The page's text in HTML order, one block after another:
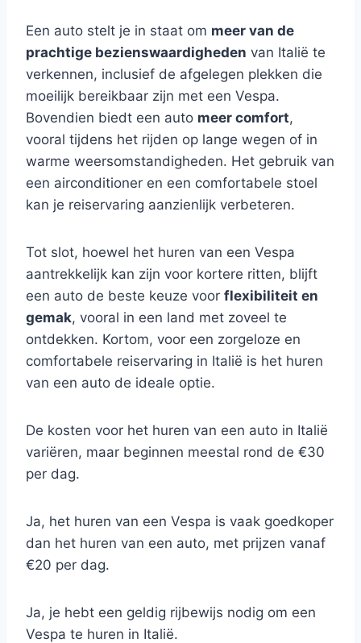
Een auto stelt je in staat om meer van de
prachtige bezienswaardigheden van Italië te
verkennen, inclusief de afgelegen plekken die
moeilijk bereikbaar zijn met een Vespa.
Bovendien biedt een auto meer comfort,
vooral tijdens het rijden op lange wegen of in
warme weersomstandigheden. Het gebruik van
een airconditioner en een comfortabele stoel
kan je reiservaring aanzienlijk verbeteren.
Tot slot, hoewel het huren van een Vespa
aantrekkelijk kan zijn voor kortere ritten, blijft
een auto de beste keuze voor flexibiliteit en
gemak, vooral in een land met zoveel te
ontdekken. Kortom, voor een zorgeloze en
comfortabele reiservaring in Italië is het huren
van een auto de ideale optie.
De kosten voor het huren van een auto in Italië
variëren, maar beginnen meestal rond de €30
per dag.
Ja, het huren van een Vespa is vaak goedkoper
dan het huren van een auto, met prijzen vanaf
€20 per dag.
Ja, je hebt een geldig rijbewijs nodig om een
Vespa te huren in Italië.